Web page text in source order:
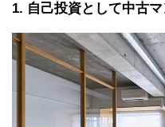
1 自己投資として中古